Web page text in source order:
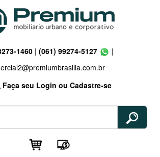
1460 | (061) 99274-5127
|
Faça seu Login ou Cadastre-se